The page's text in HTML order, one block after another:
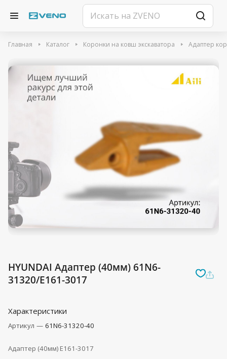
Главная Каталог Коронки на ковш экскаватора Адаптер
HYUNDAI Адаптер (40мм) 61N6-
31320/E161-3017
Характеристики
Артикул — 61N6-31320-40
Адаптер (40мм) E161-3017